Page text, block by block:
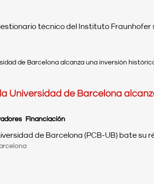
técnico del Instituto Fraunhofer
Universidad de Barcelona
Financiación
de Barcelona (PCB-UB) bate su